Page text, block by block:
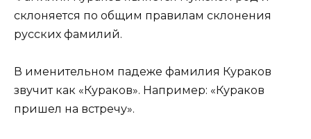
склоняется по общим правилам склонения
русских фамилий.
В именительном падеже фамилия Кураков
звучит как «Кураков». Например: «Кураков
пришел на встречу».